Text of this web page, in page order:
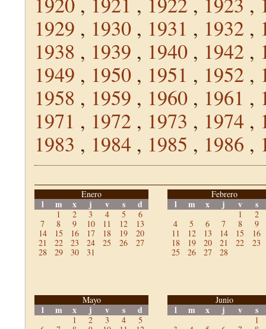
1929 , 1930 , 1931 , 1932 ,
1938 , 1939 , 1940 , 1942 ,
1949 , 1950 , 1951 , 1952 ,
1958 , 1959 , 1960 , 1961 ,
1971 , 1972 , 1973 , 1974 ,
1983 , 1984 , 1985 , 1986 ,
Enero
l m x j v s d
1 2 3 4 5
6
7
8 9 10 11 12
13
14
15 16 17 18 19
20
21
22 23 24 25 26
27
28
29 30 31
Febrero
l m x j v s
1
2
4
5 6 7 8
9
11
12 13 14 15
16
18
19 20 21 22
23
25
26 27 28
Mayo
l m x j v s d
1 2 3 4
5
Junio
l m x j v s
1